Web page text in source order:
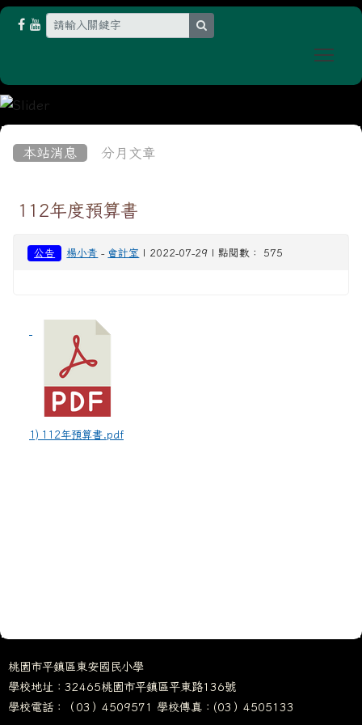
本站消息 分月文章
112年度預算書
公告 楊小青 -會計室 | 2022-07-29 | 點閱數： 575
1) 112年預算書.pdf
桃園市平鎮區東安國民小學
學校地址：32465桃園市平鎮區平東路136號
學校電話：（03）4509571 學校傳真：(03）4505133